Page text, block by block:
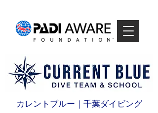
カレントブルー｜千葉ダイビング